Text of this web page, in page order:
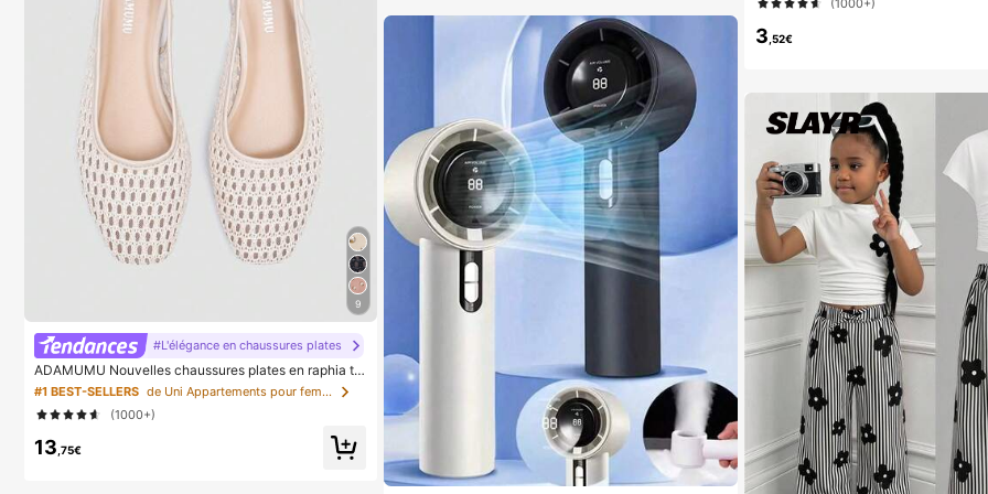
9
#L'élégance en chaussures plates
ADAMUMU Nouvelles chaussures plates en raphia tr
essées de mode haut de gamme confortables pour fe
mmes, mignonnes pour le port quotidien, vacances pri
ntemps/été, chic & élégant
#1 BEST-SELLERS
de Uni Appartements pour femmes
(1000+)
13 ,75€
ts, assortiment de bijoux, cadeau
3 ,52€